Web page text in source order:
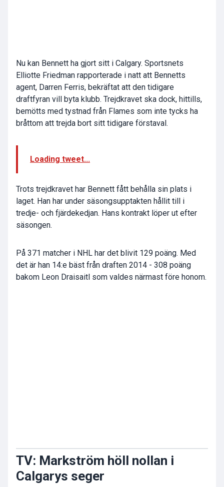
Nu kan Bennett ha gjort sitt i Calgary. Sportsnets
Elliotte Friedman rapporterade i natt att Bennetts
agent, Darren Ferris, bekräftat att den tidigare
draftfyran vill byta klubb. Trejdkravet ska dock, hittills,
bemötts med tystnad från Flames som inte tycks ha
bråttom att trejda bort sitt tidigare förstaval.
Loading tweet...
Trots trejdkravet har Bennett fått behålla sin plats i
laget. Han har under säsongsupptakten hållit till i
tredje- och fjärdekedjan. Hans kontrakt löper ut efter
säsongen.
På 371 matcher i NHL har det blivit 129 poäng. Med
det är han 14:e bäst från draften 2014 - 308 poäng
bakom Leon Draisaitl som valdes närmast före honom.
TV: Markström höll nollan i
Calgarys seger